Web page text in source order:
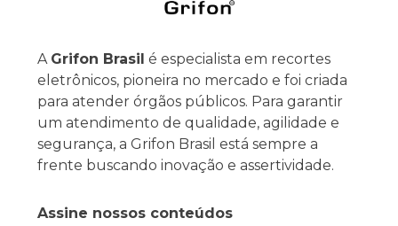
A Grifon Brasil é especialista em recortes
eletrônicos, pioneira no mercado e foi criada
para atender órgãos públicos. Para garantir
um atendimento de qualidade, agilidade e
segurança, a Grifon Brasil está sempre a
frente buscando inovação e assertividade.
Assine nossos conteúdos